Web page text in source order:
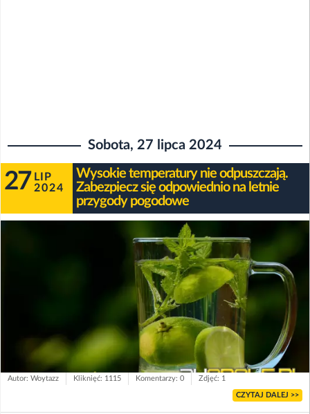
Sobota, 27 lipca 2024
27 LIP
2024
Wysokie temperatury nie odpuszczają.
Zabezpiecz się odpowiednio na letnie
przygody pogodowe
Autor: Woytazz Kliknięć: 1115 Komentarzy: 0 Zdjęć: 1
CZYTAJ DALEJ >>